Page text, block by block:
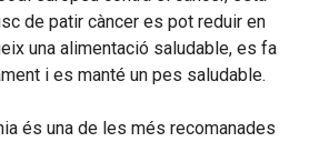
de patir càncer es pot reduir en
una alimentació saludable, es fa
i es manté un pes saludable.
és una de les més recomanades